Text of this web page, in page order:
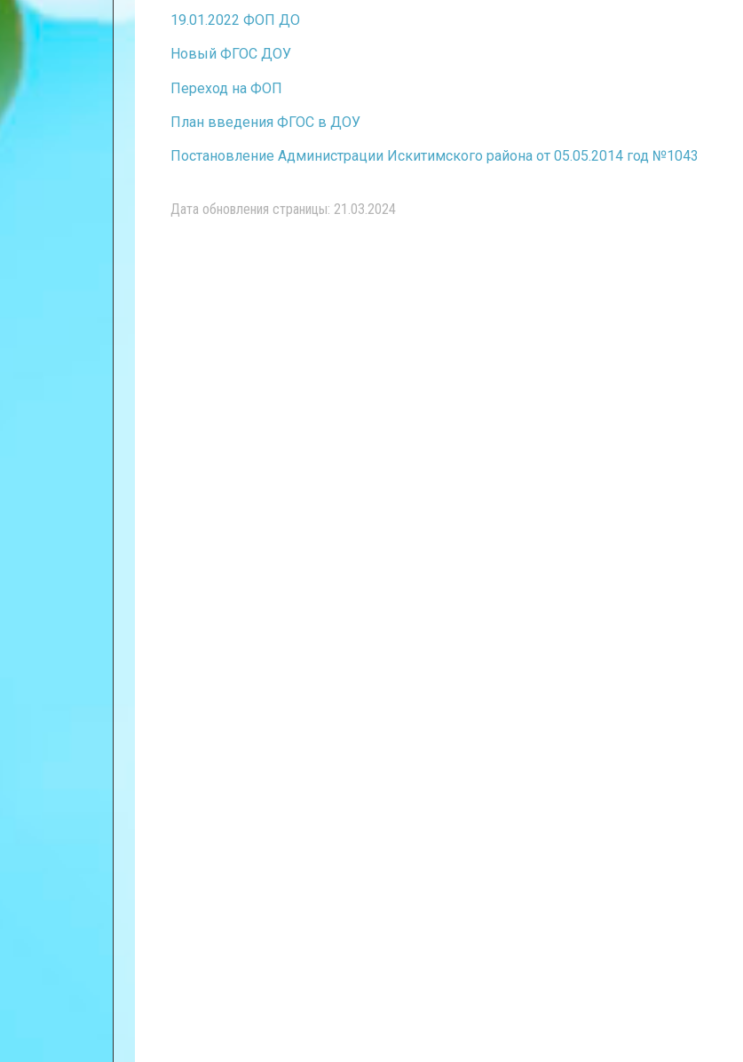
19.01.2022 ФОП ДO
Новый ФГОС ДОУ
Переход на ФОП
План введения ФГОС в ДОУ
Постановление Администрации Искитимского района от 05.05.2014 год №1043
Дата обновления страницы: 21.03.2024